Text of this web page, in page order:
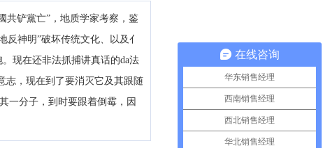
共铲黨亡”，地质学家考察，鉴
神明”破坏传统文化、以及亻
现在还非法抓捕讲真话的da法
志，现在到了要消灭它及其跟随
一分子，到时要跟着倒霉，因
在线咨询
华东销售经理
西南销售经理
西北销售经理
华北销售经理